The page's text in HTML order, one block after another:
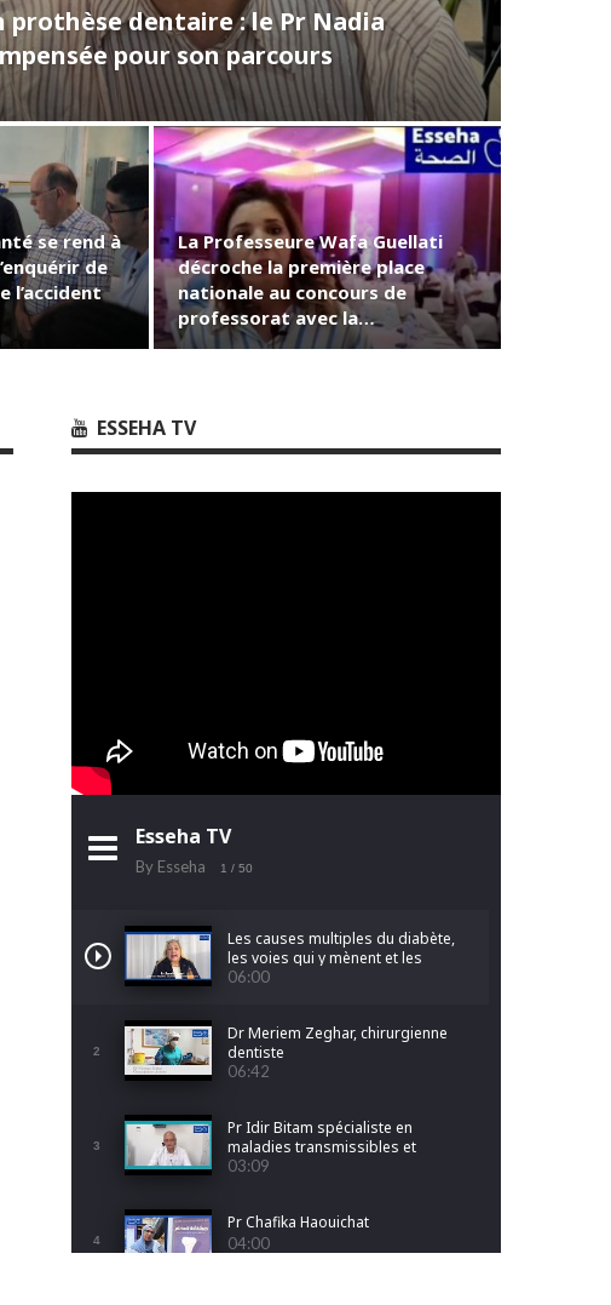
prothèse dentaire : le Pr Nadia
pour son parcours
se rend à
de
l’accident
La Professeure Wafa Guellati
décroche la première place
nationale au concours de
professorat avec la…
ESSEHA TV
Esseha TV
By Esseha 1 / 50
Les causes multiples du diabète,
les voies qui y mènent et les
facteurs qui l'aggravent.
06:00
2
Dr Meriem Zeghar, chirurgienne
dentiste
06:42
3
Pr Idir Bitam spécialiste en
maladies transmissibles et
pathologies Tropicales
03:09
4
Pr Chafika Haouichat
04:00